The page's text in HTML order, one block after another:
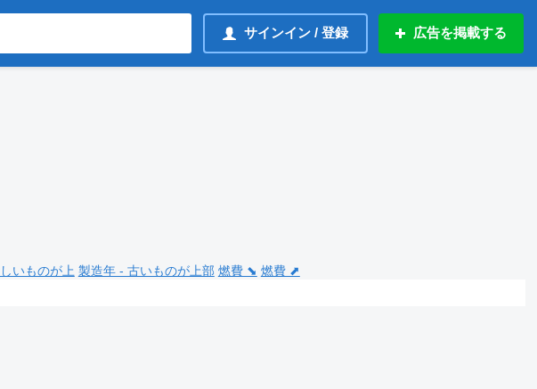
サインイン / 登録 広告を掲載する
いものが上 製造年 - 古いものが上部 燃費 ⬊ 燃費 ⬈